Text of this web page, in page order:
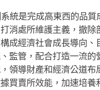
統是完成高東西的品
消處所維護主義，撤
成經濟社會成長導向、
監管，配合打造一流的
領導財產和經濟公道
買賣所效能，加速培